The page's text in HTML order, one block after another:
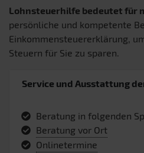
Lohnsteuerhilfe bedeutet für
persönliche und kompetente
Einkommensteuererklärung,
Steuern für Sie zu sparen.
Service und Ausstattung
Beratung in folgenden
Beratung vor Ort
Onlinetermine